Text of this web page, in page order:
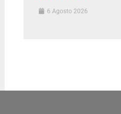
6 Agosto 2026